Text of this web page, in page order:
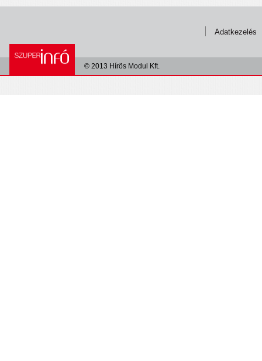
Adatkezelés
© 2013 Hírös Modul Kft.